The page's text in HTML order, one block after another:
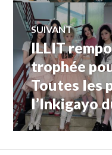
SUIVANT
Article
Suivant:
ILLIT
trophée
Toutes les
l’Inkigayo